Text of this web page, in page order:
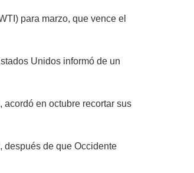
para marzo, que vence el
Unidos informó de un
en octubre recortar sus
después de que Occidente